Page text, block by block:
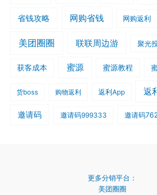
省钱攻略 网购省钱 网购返利
美团圈圈 联联周边游 聚光
获客成本 蜜源 蜜源教程
货boss 购物返利 返利App 返
邀请码 邀请码999333 邀请码
更多分销平台：
美团圈圈